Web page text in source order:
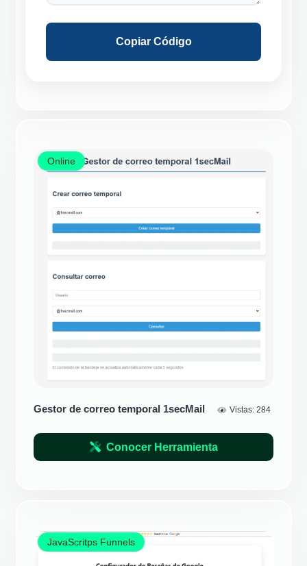
Copiar Código
Online
Gestor de correo temporal 1secMail Vistas:284
Conocer Herramienta
JavaScritps Funnels